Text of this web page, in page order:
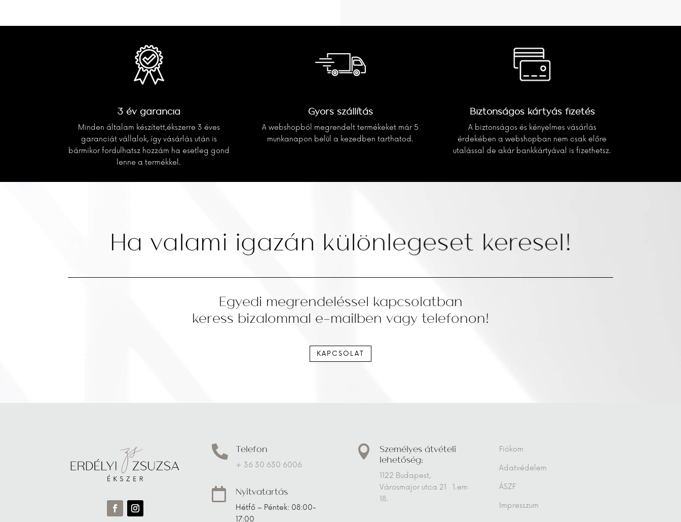
3 év garancia
Minden általam készített,ékszerre 3 éves
garanciát vállalok, így vásárlás után is
bármikor fordulhatsz hozzám ha esetleg gond
lenne a termékkel.
Gyors szállítás
A webshopból megrendelt termékeket már 5
munkanapon belül a kezedben tarthatod.
Biztonságos kártyás fizetés
A biztonságos és kényelmes vásárlás
érdekében a webshopban nem csak előre
utalással de akár bankkártyával is fizethetsz.
Ha valami igazán különlegeset keresel!
Egyedi megrendeléssel kapcsolatban
keress bizalommal e-mailben vagy telefonon!
KAPCSOLAT
 Telefon
+ 36 30 630 6006
 Nyitvatartás
Hétfő – Péntek: 08:00-
17:00

Személyes átvételi
lehetőség:
1122 Budapest,
Városmajor utca 21 1.em
18.
Fiókom
Adatvédelem
ÁSZF
Impresszum